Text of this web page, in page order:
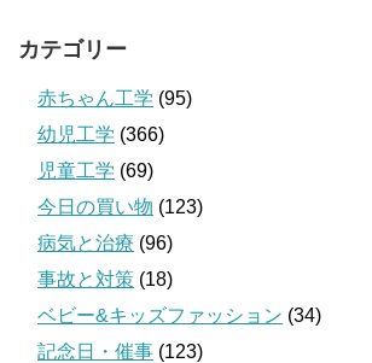
カテゴリー
赤ちゃん工学 (95)
幼児工学 (366)
児童工学 (69)
今日の買い物 (123)
病気と治療 (96)
事故と対策 (18)
ベビー&キッズファッション (34)
記念日・催事 (123)